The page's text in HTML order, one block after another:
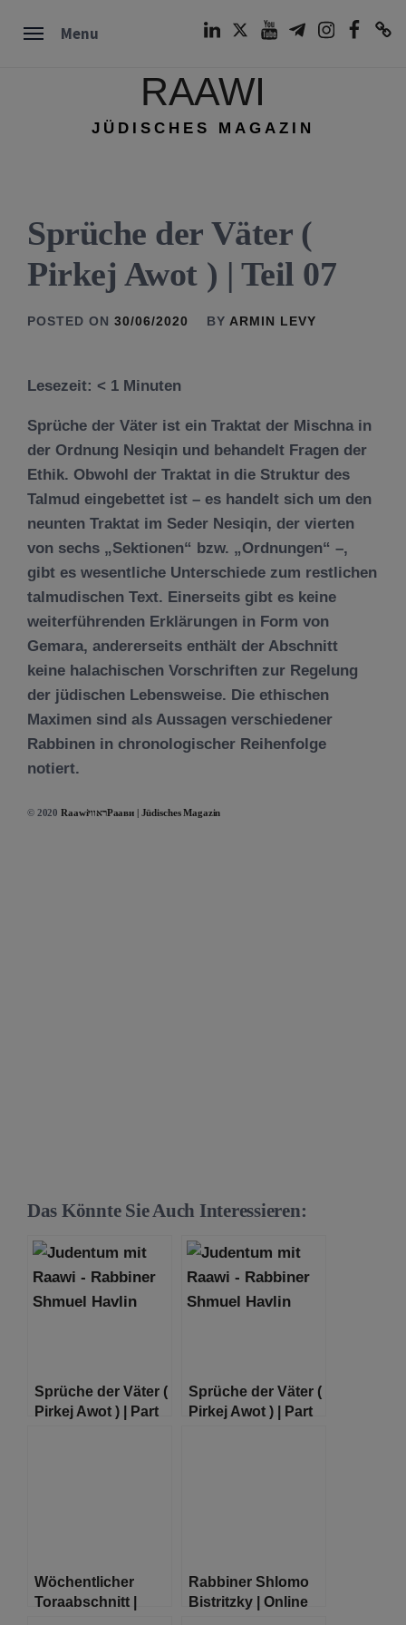
Menu
RAAWI
JÜDISCHES MAGAZIN
Sprüche der Väter (
Pirkej Awot ) | Teil 07
POSTED ON 30/06/2020 BY ARMIN LEVY
Lesezeit: < 1 Minuten
Sprüche der Väter ist ein Traktat der Mischna in
der Ordnung Nesiqin und behandelt Fragen der
Ethik. Obwohl der Traktat in die Struktur des
Talmud eingebettet ist – es handelt sich um den
neunten Traktat im Seder Nesiqin, der vierten
von sechs „Sektionen“ bzw. „Ordnungen“ –,
gibt es wesentliche Unterschiede zum restlichen
talmudischen Text. Einerseits gibt es keine
weiterführenden Erklärungen in Form von
Gemara, andererseits enthält der Abschnitt
keine halachischen Vorschriften zur Regelung
der jüdischen Lebensweise. Die ethischen
Maximen sind als Aussagen verschiedener
Rabbinen in chronologischer Reihenfolge
notiert.
© 2020 RaawiראוויРаави | Jüdisches Magazin
Das Könnte Sie Auch Interessieren:
Sprüche der Väter (
Pirkej Awot ) | Part
Sprüche der Väter (
Pirkej Awot ) | Part
Wöchentlicher
Toraabschnitt |
Rabbiner Shlomo
Bistritzky | Online